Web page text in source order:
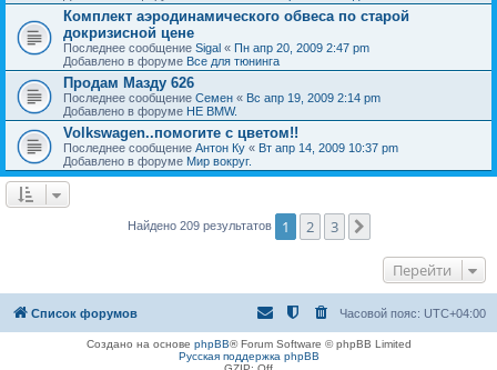
Комплект аэродинамического обвеса по старой
докризисной цене
Последнее сообщение Sigal « Пн апр 20, 2009 2:47 pm
Добавлено в форуме Все для тюнинга
Продам Мазду 626
Последнее сообщение Семен « Вс апр 19, 2009 2:14 pm
Добавлено в форуме НЕ BMW.
Volkswagen..помогите с цветом!!
Последнее сообщение Антон Ку « Вт апр 14, 2009 10:37 pm
Добавлено в форуме Мир вокруг.
Найдено 209 результатов 1 2 3
Перейти
Список форумов Часовой пояс: UTC+04:00
Создано на основе phpBB® Forum Software © phpBB Limited
Русская поддержка phpBB